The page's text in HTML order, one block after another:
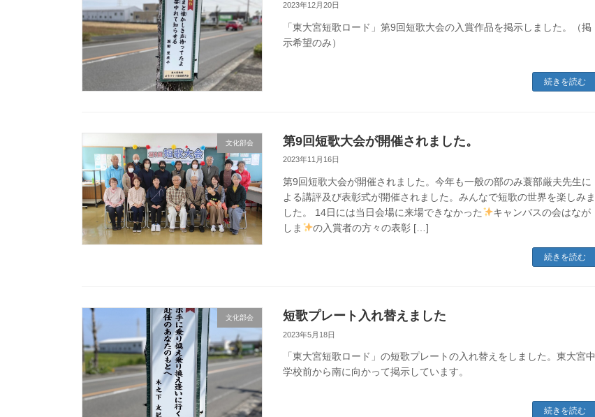
2023年12月20日
「東大宮短歌ロード」第9回短歌大会の入賞作品を掲示しました。（掲
示希望のみ）
続きを読む
文化部会 第9回短歌大会が開催されました。
2023年11月16日
第9回短歌大会が開催されました。今年も一般の部のみ蓑部厳夫先生に
よる講評及び表彰式が開催されました。みんなで短歌の世界を楽しみま
した。 14日には当日会場に来場できなかった
キャンバスの会はなが
しま
の入賞者の方々の表彰 […]
続きを読む
文化部会 短歌プレート入れ替えました
2023年5月18日
「東大宮短歌ロード」の短歌プレートの入れ替えをしました。東大宮中
学校前から南に向かって掲示しています。
続きを読む